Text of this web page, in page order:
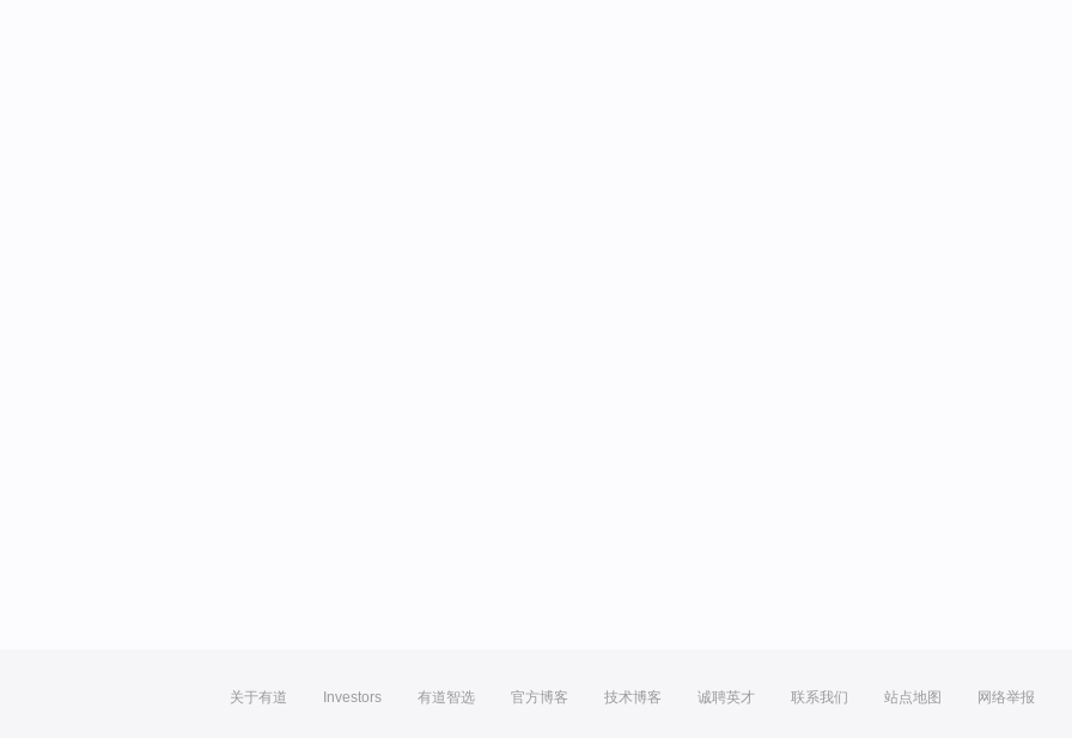
关于有道 Investors 有道智选 官方博客 技术博客 诚聘英才 联系我们 站点地图 网络举报